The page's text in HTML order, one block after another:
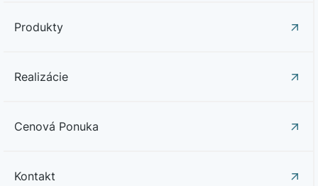
Produkty
Realizácie
Cenová Ponuka
Kontakt